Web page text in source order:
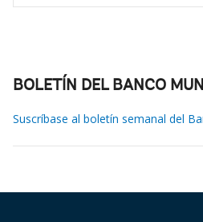
BOLETÍN DEL BANCO
Suscríbase al boletín semanal del